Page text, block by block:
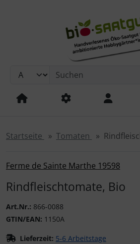
Springe zum Inhalt
Springe zum Login-Button
Springe zum Button für
Startseite Tomaten
Ferme de Sainte Marthe 19598
Rindfleischtomate, Bio
Art.Nr.: 866-0088
GTIN/EAN: 1150A
Lieferzeit: 5-6 Arbeitstage